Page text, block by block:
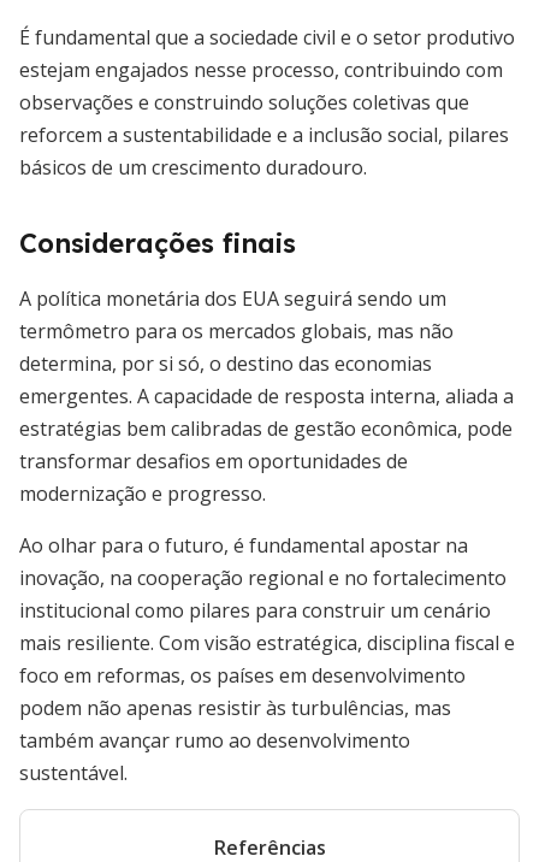
É fundamental que a sociedade civil e o setor produtivo
estejam engajados nesse processo, contribuindo com
observações e construindo soluções coletivas que
reforcem a sustentabilidade e a inclusão social, pilares
básicos de um crescimento duradouro.
Considerações finais
A política monetária dos EUA seguirá sendo um
termômetro para os mercados globais, mas não
determina, por si só, o destino das economias
emergentes. A capacidade de resposta interna, aliada a
estratégias bem calibradas de gestão econômica, pode
transformar desafios em oportunidades de
modernização e progresso.
Ao olhar para o futuro, é fundamental apostar na
inovação, na cooperação regional e no fortalecimento
institucional como pilares para construir um cenário
mais resiliente. Com visão estratégica, disciplina fiscal e
foco em reformas, os países em desenvolvimento
podem não apenas resistir às turbulências, mas
também avançar rumo ao desenvolvimento
sustentável.
Referências